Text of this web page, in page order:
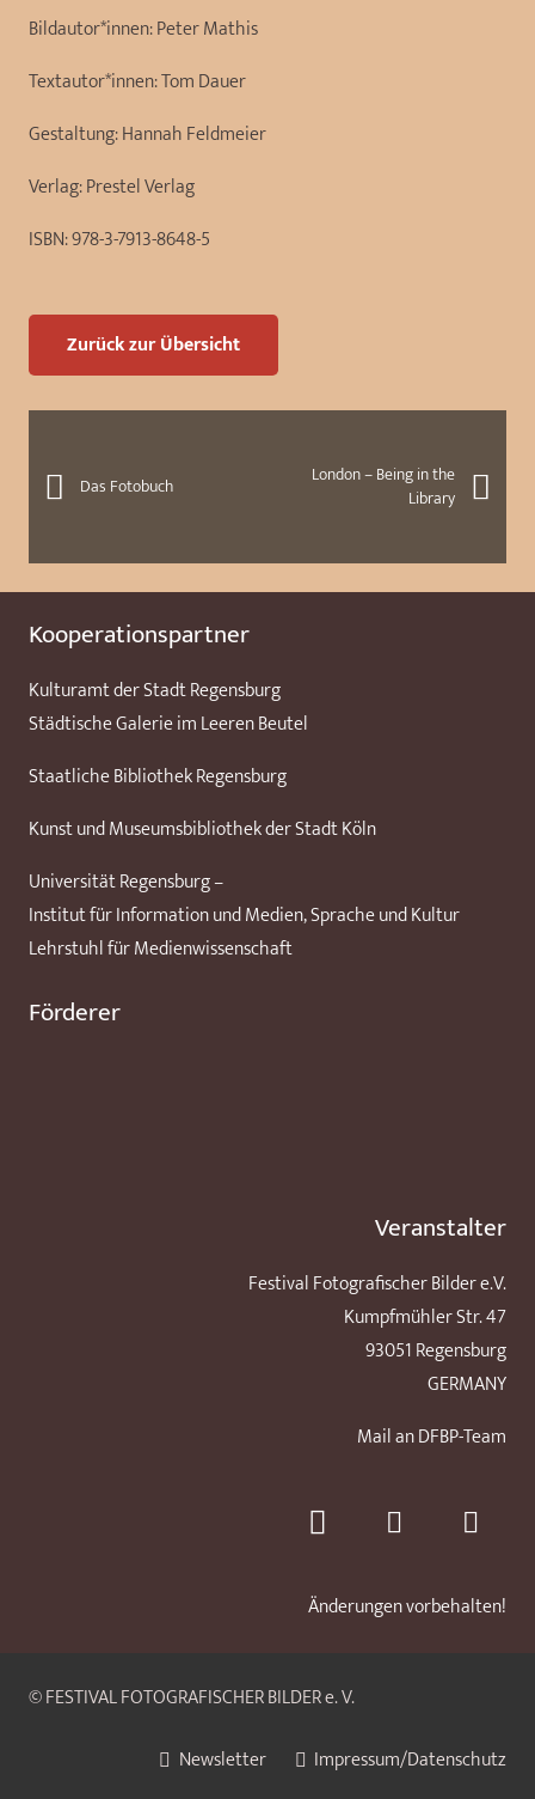
Bildautor*innen:Peter Mathis
Textautor*innen:Tom Dauer
Gestaltung:Hannah Feldmeier
Verlag:Prestel Verlag
ISBN:978-3-7913-8648-5
Zurück zur Übersicht
Das Fotobuch
London – Being in the
Library
Kooperationspartner
Kulturamt der Stadt Regensburg
Städtische Galerie im Leeren Beutel
Staatliche Bibliothek Regensburg
Kunst und Museumsbibliothek der Stadt Köln
Universität Regensburg –
Institut für Information und Medien, Sprache und Kultur
Lehrstuhl für Medienwissenschaft
Förderer
Veranstalter
Festival Fotografischer Bilder e.V.
Kumpfmühler Str. 47
93051 Regensburg
GERMANY
Mail an DFBP-Team
Änderungen vorbehalten!
© FESTIVAL FOTOGRAFISCHER BILDER e. V.
Newsletter
Impressum/Datenschutz